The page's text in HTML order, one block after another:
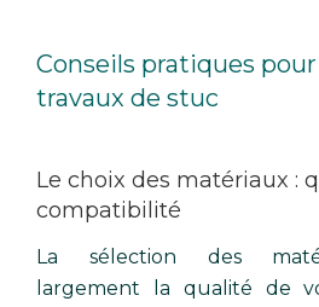
Conseils pratiques
travaux de stuc
Le choix des matériaux :
compatibilité
La sélection des
largement la qualité de